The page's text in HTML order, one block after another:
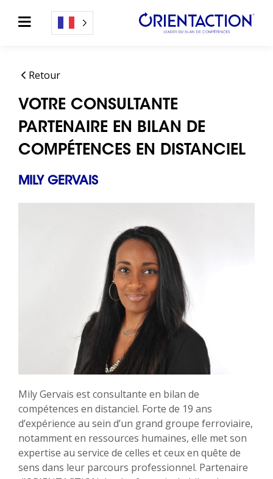
Retour
VOTRE CONSULTANTE
PARTENAIRE EN BILAN DE
COMPÉTENCES EN DISTANCIEL
MILY GERVAIS
Mily Gervais est consultante en bilan de
compétences en distanciel. Forte de 19 ans
d’expérience au sein d’un grand groupe ferroviaire,
notamment en ressources humaines, elle met son
expertise au service de celles et ceux en quête de
sens dans leur parcours professionnel. Partenaire